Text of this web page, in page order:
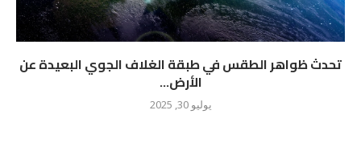
تحدث ظواهر الطقس في طبقة الغلاف الجوي البعيدة عن
الأرض...
يوليو 30, 2025